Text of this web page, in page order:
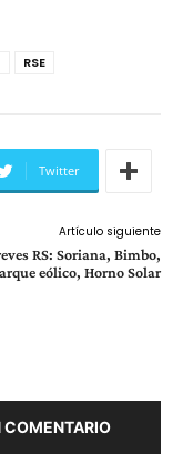
RSE
Twitter
Artículo siguiente
RS: Soriana, Bimbo,
eólico, Horno Solar
COMENTARIO